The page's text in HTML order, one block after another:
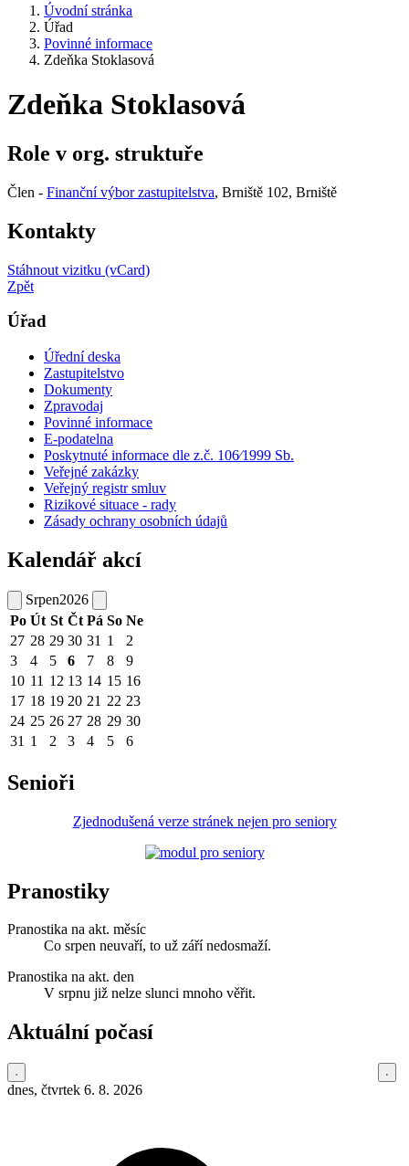
Úvodní stránka
Úřad
Povinné informace
Zdeňka Stoklasová
Zdeňka Stoklasová
Role v org. struktuře
Člen - Finanční výbor zastupitelstva, Brniště 102, Brniště
Kontakty
Stáhnout vizitku (vCard)
Zpět
Úřad
Úřední deska
Zastupitelstvo
Dokumenty
Zpravodaj
Povinné informace
E-podatelna
Poskytnuté informace dle z.č. 106⁄1999 Sb.
Veřejné zakázky
Veřejný registr smluv
Rizikové situace - rady
Zásady ochrany osobních údajů
Kalendář akcí
Srpen2026
Po Út St Čt Pá So Ne
27 28 29 30 31 1
2
3
4 5 6 7 8
9
10 11 12 13 14 15 16
17 18 19 20 21 22 23
24 25 26 27 28 29 30
31 1 2 3 4 5 6
Senioři
Zjednodušená verze stránek nejen pro seniory
Pranostiky
Pranostika na akt. měsíc
Co srpen neuvaří, to už září nedosmaží.
Pranostika na akt. den
V srpnu již nelze slunci mnoho věřit.
Aktuální počasí
dnes, čtvrtek 6. 8. 2026